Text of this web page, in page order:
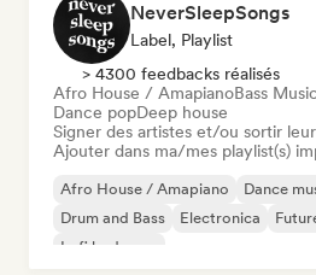
NeverSleepSongs
Label, Playlist
> 4300 feedbacks réalisés
Afro House / AmapianoBass Music
Dance popDeep house
Signer des artistes et/ou sortir
Ajouter dans ma/mes playlist(s)
Afro House / Amapiano Dance
Drum and Bass
Electronica
Lofi bedroom